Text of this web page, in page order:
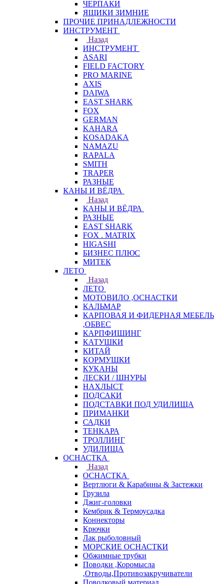
ЧЕРПАКИ
ЯЩИКИ ЗИМНИЕ
ПРОЧИЕ ПРИНАДЛЕЖНОСТИ
ИНСТРУМЕНТ
Назад
ИНСТРУМЕНТ
ASARI
FIELD FACTORY
PRO MARINE
AXIS
DAIWA
EAST SHARK
FOX
GERMAN
KAHARA
KOSADAKA
NAMAZU
RAPALA
SMITH
TRAPER
РАЗНЫЕ
КАНЫ И ВЁДРА
Назад
КАНЫ И ВЁДРА
РАЗНЫЕ
EAST SHARK
FOX . MATRIX
HIGASHI
БИЗНЕС ПЛЮС
МИТЕК
ЛЕТО
Назад
ЛЕТО
МОТОВИЛО ,ОСНАСТКИ
КАЛЬМАР
КАРПОВАЯ И ФИДЕРНАЯ МЕБЕЛЬ
,ОБВЕС
КАРПФИШИНГ
КАТУШКИ
КИТАЙ
КОРМУШКИ
КУКАНЫ
ЛЕСКИ / ШНУРЫ
НАХЛЫСТ
ПОДСАКИ
ПОДСТАВКИ ПОД УДИЛИЩА
ПРИМАНКИ
САДКИ
ТЕНКАРА
ТРОЛЛИНГ
УДИЛИЩА
ОСНАСТКА
Назад
ОСНАСТКА
Вертлюги & Карабины & Застежки
Грузила
Джиг-головки
Кембрик & Термоусадка
Коннекторы
Крючки
Лак рыболовный
МОРСКИЕ ОСНАСТКИ
Обжимные трубки
Поводки ,Коромысла
,Отводы,Противозакручиватели
Поводковый материал